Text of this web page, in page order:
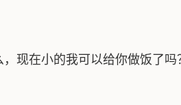
现在小的我可以给你做饭了吗